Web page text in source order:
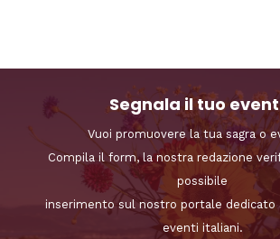
Segnala il tuo
Vuoi promuovere la tua sagra o
Compila il form, la nostra redazione
possibile
inserimento sul nostro portale dedicato
eventi italiani.